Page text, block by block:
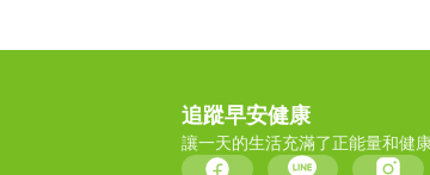
追蹤早安健康
讓一天的生活充滿了正能量和健